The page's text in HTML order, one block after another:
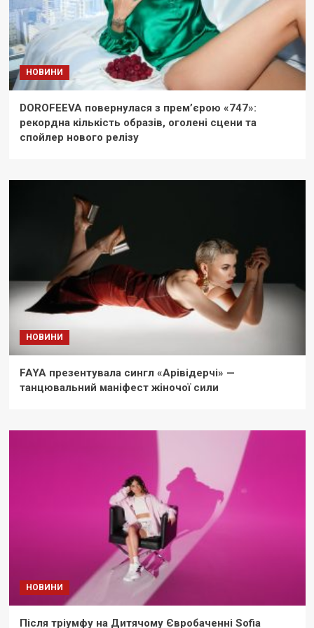
НОВИНИ
DOROFEEVA повернулася з прем’єрою «747»:
рекордна кількість образів, оголені сцени та
спойлер нового релізу
НОВИНИ
FAYA презентувала сингл «Арівідерчі» —
танцювальний маніфест жіночої сили
НОВИНИ
Після тріумфу на Дитячому Євробаченні Sofia